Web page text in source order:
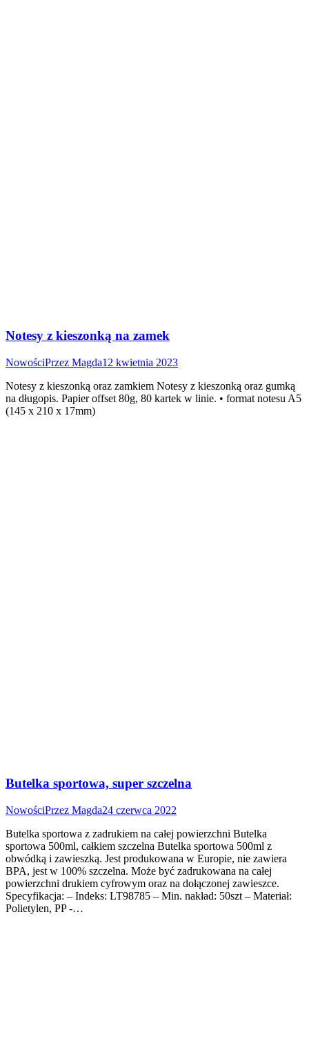
Notesy z kieszonką na zamek
NowościPrzez Magda12 kwietnia 2023
Notesy z kieszonką oraz zamkiem Notesy z kieszonką oraz gumką
na długopis. Papier offset 80g, 80 kartek w linie. • format notesu A5
(145 x 210 x 17mm)
Butelka sportowa, super szczelna
NowościPrzez Magda24 czerwca 2022
Butelka sportowa z zadrukiem na całej powierzchni Butelka
sportowa 500ml, całkiem szczelna Butelka sportowa 500ml z
obwódką i zawieszką. Jest produkowana w Europie, nie zawiera
BPA, jest w 100% szczelna. Może być zadrukowana na całej
powierzchni drukiem cyfrowym oraz na dołączonej zawieszce.
Specyfikacja: – Indeks: LT98785 – Min. nakład: 50szt – Materiał:
Polietylen, PP -…